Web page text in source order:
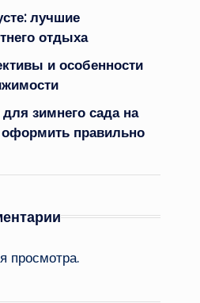
лучшие
отдыха
и особенности
зимнего сада на
правильно
просмотра.